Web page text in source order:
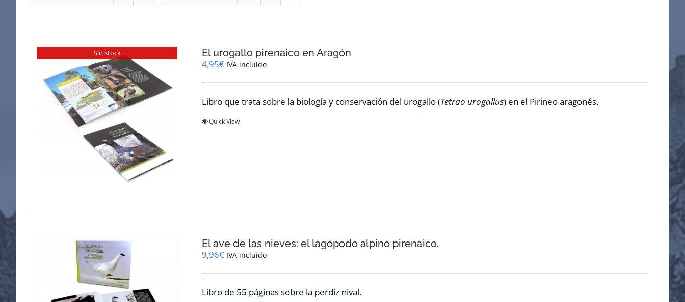
Sin stock El urogallo pirenaico en Aragón
4,95€ IVA incluido
Libro que trata sobre la biología y conservación del urogallo (Tetrao urogallus) en el Pirineo aragonés.
Quick View
El ave de las nieves: el lagópodo alpino pirenaico.
9,96€ IVA incluido
Libro de 55 páginas sobre la perdiz nival.